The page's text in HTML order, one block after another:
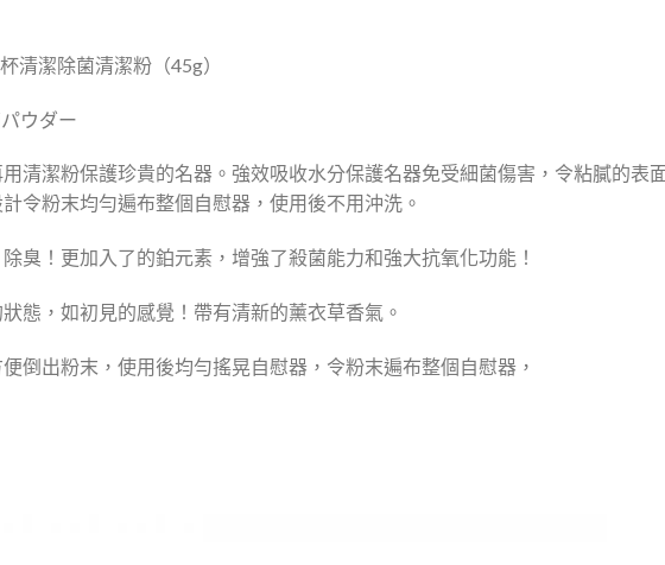
。
清潔除菌清潔粉（45g）
ウダー
清潔粉保護珍貴的名器。強效吸收水分保護名器免受細菌傷害，令粘膩的表
令粉末均勻遍布整個自慰器，使用後不用沖洗。
臭！更加入了的鉑元素，增強了殺菌能力和強大抗氧化功能！
態，如初見的感覺！帶有清新的薰衣草香氣。
倒出粉末，使用後均勻搖晃自慰器，令粉末遍布整個自慰器，